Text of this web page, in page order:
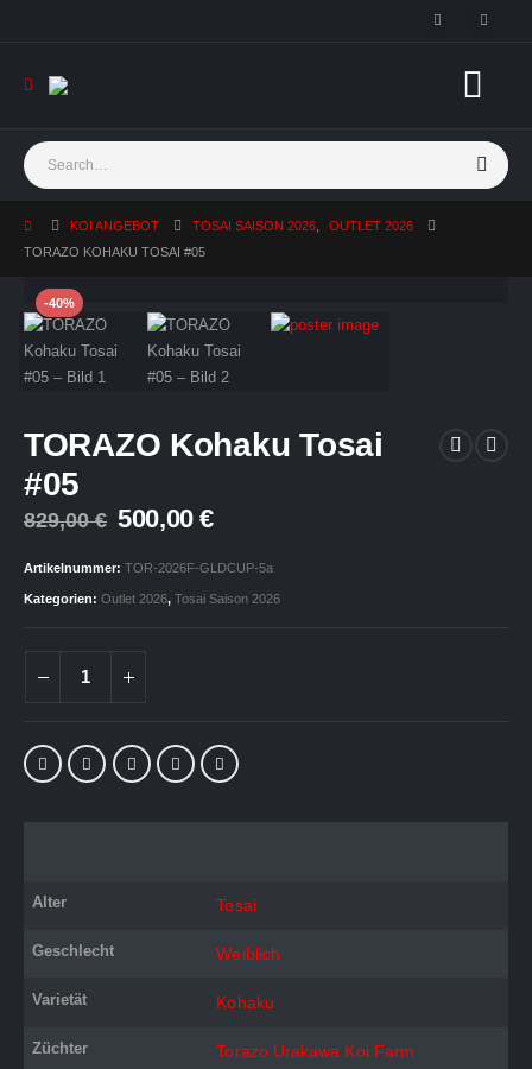
KOI ANGEBOT TOSAI SAISON 2026
OUTLET 2026
TORAZO KOHAKU TOSAI #05
-40%
TORAZO Kohaku Tosai
#05
829,00€ Ursprünglicher
war:
829,00 €
500,00€Aktueller
ist:
500,00 €.
Artikelnummer: TOR-2026F-GLDCUP-5a
Kategorien: Outlet 2026, Tosai Saison 2026
Alter Tosai
Geschlecht Weiblich
Varietät Kohaku
Züchter Torazo Urakawa Koi Farm